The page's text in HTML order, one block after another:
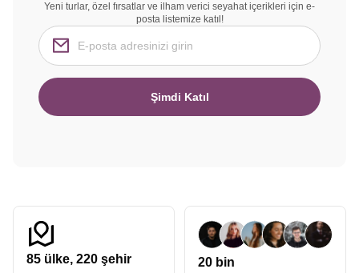
Yeni turlar, özel fırsatlar ve ilham verici seyahat içerikleri için e-
posta listemize katıl!
Şimdi Katıl
85 ülke, 220 şehir 20 bin